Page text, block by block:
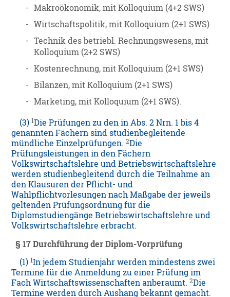
- Makroökonomik, mit Kolloquium (4+2 SWS)
- Wirtschaftspolitik, mit Kolloquium (2+1 SWS)
- Technik des betriebl. Rechnungswesens, mit
Kolloquium (2+2 SWS)
- Kostenrechnung, mit Kolloquium (2+1 SWS)
- Bilanzen, mit Kolloquium (2+1 SWS)
- Marketing, mit Kolloquium (2+1 SWS).
(3)1Die Prüfungen zu den in Abs. 2 Nrn. 1 bis 4
genannten Fächern sind studienbegleitende
mündliche Einzelprüfungen.2Die
Prüfungsleistungen in den Fächern
Volkswirtschaftslehre und Betriebswirtschaftslehre
werden studienbegleitend durch die Teilnahme an
den Klausuren der Pflicht- und
Wahlpflichtvorlesungen nach Maßgabe der jeweils
geltenden Prüfungsordnung für die
Diplomstudiengänge Betriebswirtschaftslehre und
Volkswirtschaftslehre erbracht.
§ 17 Durchführung der Diplom-Vorprüfung
(1)1In jedem Studienjahr werden mindestens zwei
Termine für die Anmeldung zu einer Prüfung im
Fach Wirtschaftswissenschaften anberaumt.2Die
Termine werden durch Aushang bekannt gemacht.